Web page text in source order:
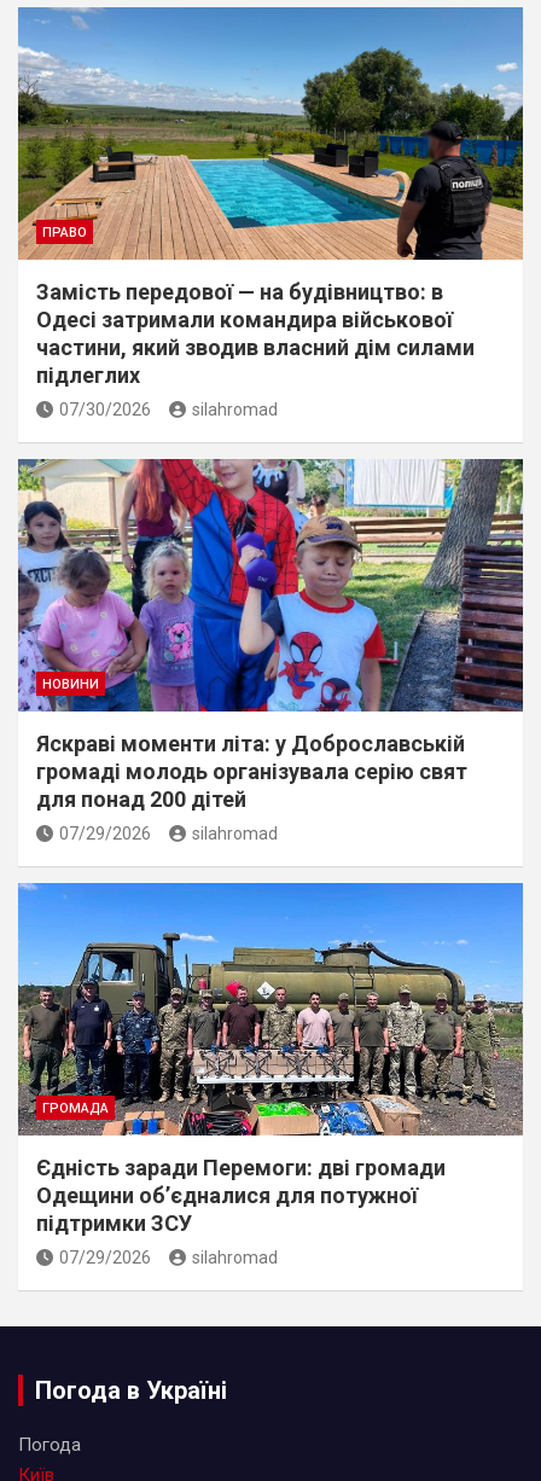
ПРАВО
Замість передової — на будівництво: в
Одесі затримали командира військової
частини, який зводив власний дім силами
підлеглих
07/30/2026 silahromad
НОВИНИ
Яскраві моменти літа: у Доброславській
громаді молодь організувала серію свят
для понад 200 дітей
07/29/2026 silahromad
ГРОМАДА
Єдність заради Перемоги: дві громади
Одещини об’єдналися для потужної
підтримки ЗСУ
07/29/2026 silahromad
Погода в Україні
Погода
Київ